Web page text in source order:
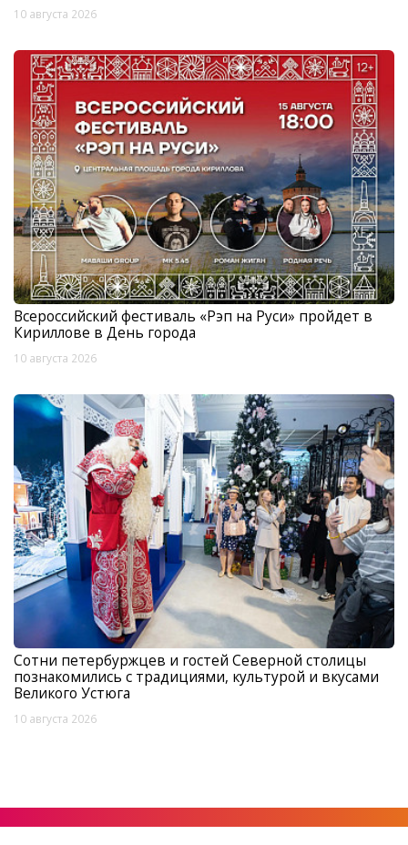
10 августа 2026
Всероссийский фестиваль «Рэп на Руси» пройдет в
Кириллове в День города
10 августа 2026
Сотни петербуржцев и гостей Северной столицы
познакомились с традициями, культурой и вкусами
Великого Устюга
10 августа 2026